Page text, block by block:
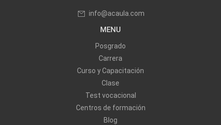
info@acaula.com
MENU
Posgrado
Carrera
Curso y Capacitación
Clase
Test vocacional
Centros de formación
Blog